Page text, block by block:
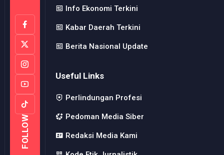
FOLLOW
Info Ekonomi Terkini
Kabar Daerah Terkini
Berita Nasional Update
Useful Links
Perlindungan Profesi
Pedoman Media Siber
Redaksi Media Kami